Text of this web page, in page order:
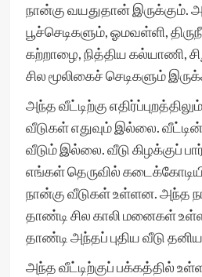
நான்கு வயதுதான் இருக்கும்.
பூச்செடிகளும், ஓமவள்ளி,
கற்றாழை, நித்திய கல்யாணி,
சில மூலிகைச் செடிகளும்
அந்த வீட்டிற்கு
வீடுகள் எதுவும் இல்லை.
வீடும் இல்லை. வீடு கிழக்குப்
எங்கள் தெருவில்
நான்கு வீடுகள் உள்ளன. அந்த
தாண்டி சில காலி மனைகள்
தாண்டி அந்தப் புதிய வீடு
அந்த வீட்டிற்குப் பக்கத்தில்